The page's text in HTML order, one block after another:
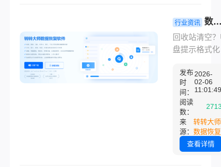
键限制说明
安全高效找
据！
行业资讯 数
恢复软件免
版哪个好用
实可用工具
测！
回收站清空
盘提示格式
费版哪个好
别急着付费
文实测5款真
提供有效功
免费数据恢
具，首推支持
「恢复前预
发布
时
间：
2026-
02-06
11:01:49
阅读
数：
来
源：
转转大师
数据恢复
查看详情